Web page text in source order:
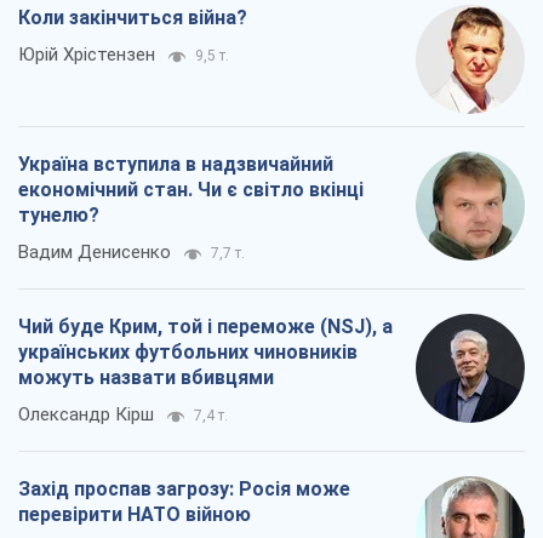
Коли закінчиться війна?
Юрій Хрістензен 9,5 т.
Україна вступила в надзвичайний
економічний стан. Чи є світло вкінці
тунелю?
Вадим Денисенко 7,7 т.
Чий буде Крим, той і переможе (NSJ), а
українських футбольних чиновників
можуть назвати вбивцями
Олександр Кірш 7,4 т.
Захід проспав загрозу: Росія може
перевірити НАТО війною